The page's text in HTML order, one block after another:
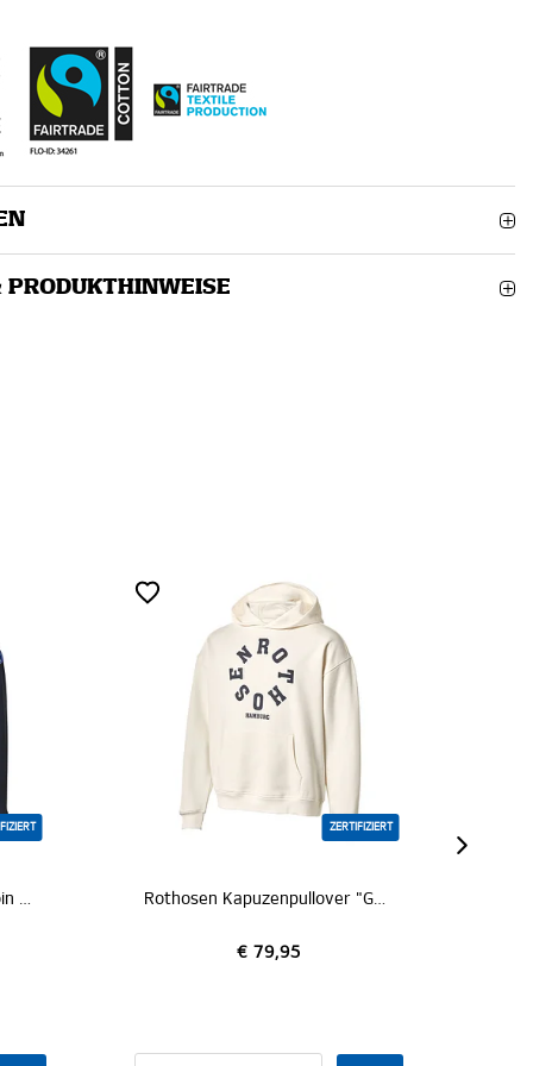
PRODUKTHINWEISE
ZERTIFIZIERT
Kapuzenpullover "Logo"
€ 59,95